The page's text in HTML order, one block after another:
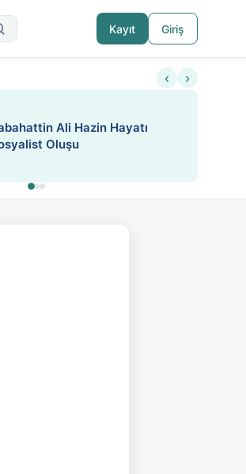
Kayıt Giriş
ESA 'da Sen de Paylaş
‹ ›
ATEŞ YAKMAK KONU ÖZET J.
LONDON